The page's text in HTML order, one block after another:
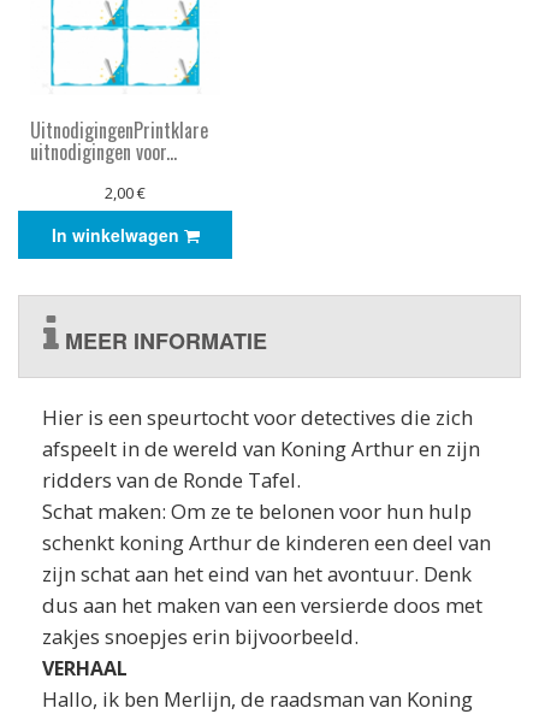
UitnodigingenPrintklare
uitnodigingen voor...
2,00 €
In winkelwagen
MEER INFORMATIE
Hier is een speurtocht voor detectives die zich
afspeelt in de wereld van Koning Arthur en zijn
ridders van de Ronde Tafel.
Schat maken: Om ze te belonen voor hun hulp
schenkt koning Arthur de kinderen een deel van
zijn schat aan het eind van het avontuur. Denk
dus aan het maken van een versierde doos met
zakjes snoepjes erin bijvoorbeeld.
VERHAAL
Hallo, ik ben Merlijn, de raadsman van Koning